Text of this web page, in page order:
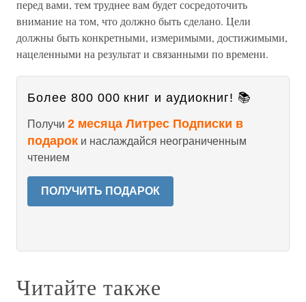
перед вами, тем труднее вам будет сосредоточить
внимание на том, что должно быть сделано. Цели
должны быть конкретными, измеримыми, достижимыми,
нацеленными на результат и связанными по времени.
Более 800 000 книг и аудиокниг! 📚
Получи 2 месяца Литрес Подписки в
подарок и наслаждайся неограниченным
чтением
ПОЛУЧИТЬ ПОДАРОК
Читайте также